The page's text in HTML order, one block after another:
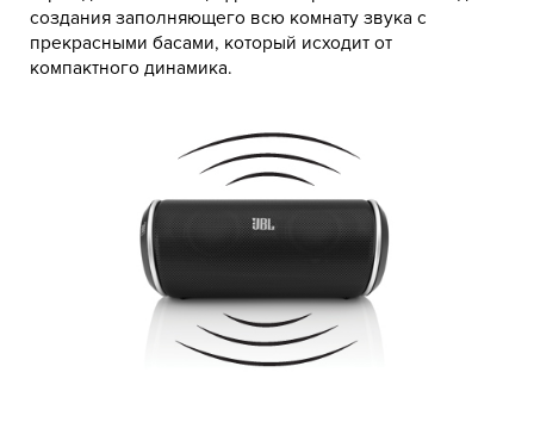
создания заполняющего всю комнату звука с
прекрасными басами, который исходит от
компактного динамика.